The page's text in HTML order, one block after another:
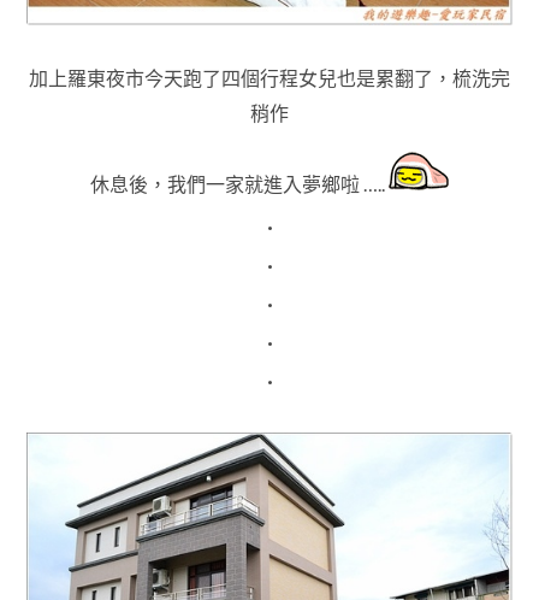
加上羅東夜市今天跑了四個行程女兒也是累翻了，梳洗完
稍作
休息後 ，我們一家就進入夢鄉啦 …..
.
.
.
.
.